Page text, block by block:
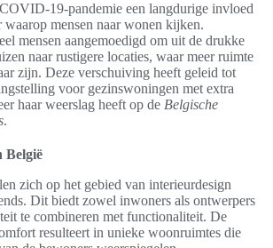
19-pandemie een langdurige invloed
waarop mensen naar wonen kijken.
mensen aangemoedigd om uit de drukke
naar rustigere locaties, waar meer ruimte
zijn. Deze verschuiving heeft geleid tot
voor gezinswoningen met extra
haar weerslag heeft op de Belgische
.
België
zich op het gebied van interieurdesign
Dit biedt zowel inwoners als ontwerpers
te combineren met functionaliteit. De
resulteert in unieke woonruimtes die